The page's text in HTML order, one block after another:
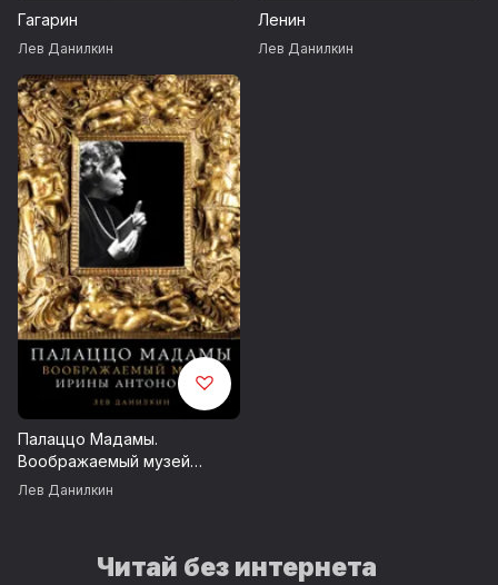
Гагарин
Лев Данилкин
Ленин
Лев Данилкин
Палаццо Мадамы.
Воображаемый музей
Ирины Антоновой
Лев Данилкин
Читай без интернета